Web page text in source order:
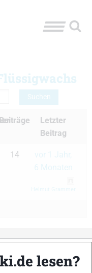
Letzter
Beitrag
14
Portal mit aktuellen
und der Nordischen
lesen?